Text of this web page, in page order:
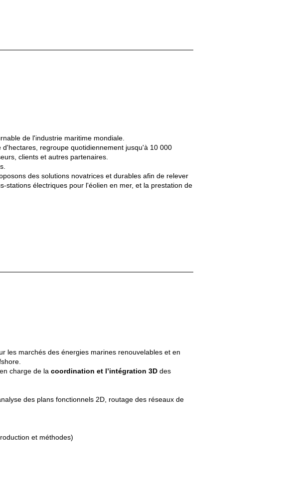
de l'industrie maritime mondiale.
regroupe quotidiennement jusqu'à 10 000
clients et autres partenaires.
des solutions novatrices et durables afin de relever
stations électriques pour l'éolien en mer, et la prestation de
les marchés des énergies marines renouvelables et en
charge de la coordination et l’intégration 3D des
des plans fonctionnels 2D, routage des réseaux de
et méthodes)